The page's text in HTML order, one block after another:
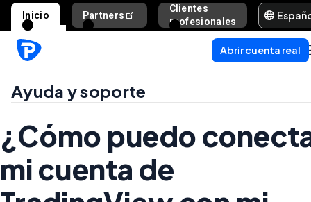
Inicio Partners
Clientes
profesionales
Ayuda y
Abrir cuenta real
Ayuda y soporte
¿Cómo puedo
mi cuenta de